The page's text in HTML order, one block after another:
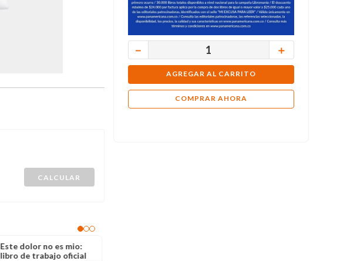
Este dolor no es mio:
libro de trabajo oficial
＋
－
AGREGAR AL CARRITO
COMPRAR AHORA